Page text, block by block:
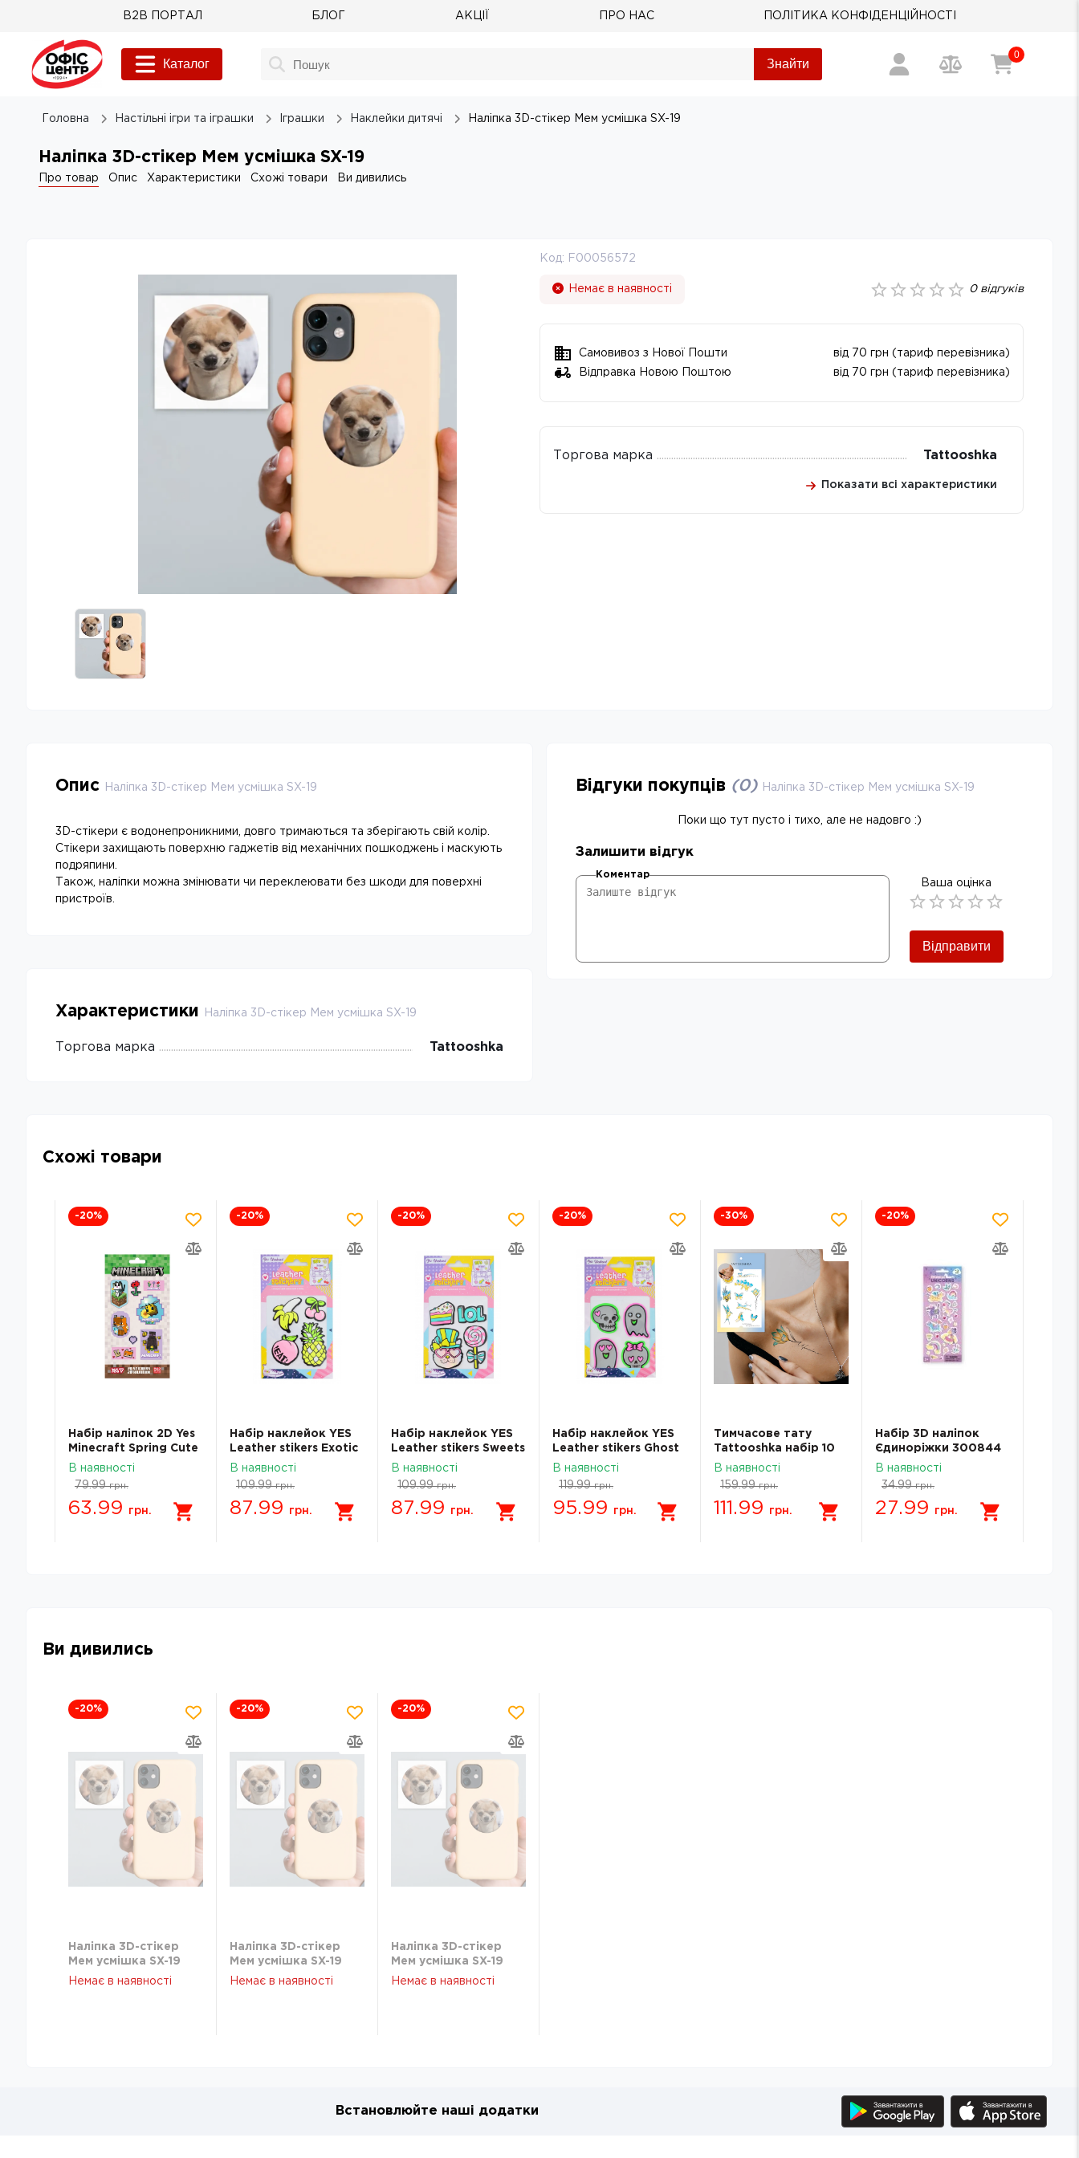
B2B ПОРТАЛ БЛОГ АКЦІЇ ПРО НАС ПОЛІТИКА КОНФІДЕНЦІЙНОСТІ
Каталог Знайти
0
Головна Настільні ігри та іграшки Іграшки Наклейки дитячі Наліпка 3D-стікер Мем усмішка SX-19
Наліпка 3D-стікер Мем усмішка SX-19
Про товар Опис Характеристики Схожі товари Ви дивились
Код: F00056572
Немає в наявності 0відгуків
Самовивоз з Нової Пошти
від 70 грн (тариф перевізника)
Відправка Новою Поштою
від 70 грн (тариф перевізника)
Торгова марка Tattooshka
Показати всі характеристики
Опис Наліпка 3D-стікер Мем усмішка SX-19
3D-стікери є водонепроникними, довго тримаються та зберігають свій колір.
Стікери захищають поверхню гаджетів від механічних пошкоджень і маскують
подряпини.
Також, наліпки можна змінювати чи переклеювати без шкоди для поверхні
пристроїв.
Характеристики Наліпка 3D-стікер Мем усмішка SX-19
Торгова марка Tattooshka
Відгуки покупців (0) Наліпка 3D-стікер Мем усмішка SX-19
Поки що тут пусто і тихо, але не надовго :)
Залишити відгук
Коментар
Ваша оцінка
Відправити
Схожі товари
-20%
Набір наліпок 2D Yes
Minecraft Spring Cute
708533
В наявності
79.99 грн.
63.99 грн.
-20%
Набір наклейок YES
Leather stikers Exotic
fruits 531626
В наявності
109.99 грн.
87.99 грн.
-20%
Набір наклейок YES
Leather stikers Sweets
531622
В наявності
109.99 грн.
87.99 грн.
-20%
Набір наклейок YES
Leather stikers Ghost
531632
В наявності
119.99 грн.
95.99 грн.
-30%
Тимчасове тату
Tattooshka набір 10
шт Українська
В наявності
159.99 грн.
111.99 грн.
-20%
Набір 3D наліпок
Єдиноріжки 300844
В наявності
34.99 грн.
27.99 грн.
Ви дивились
-20%
Наліпка 3D-стікер
Мем усмішка SX-19
Немає в наявності
-20%
Наліпка 3D-стікер
Мем усмішка SX-19
Немає в наявності
-20%
Наліпка 3D-стікер
Мем усмішка SX-19
Немає в наявності
Встановлюйте наші додатки